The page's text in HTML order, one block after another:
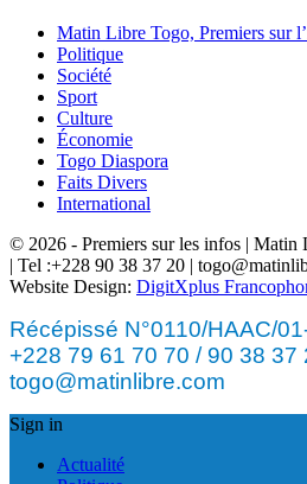
Matin Libre Togo, Premiers sur
Politique
Société
Sport
Culture
Économie
Togo Diaspora
Faits Divers
International
© 2026 - Premiers sur les infos | Matin
| Tel :+228 90 38 37 20 |
Website Design: DigitXplus
Récépissé N°0110/HAAC/
+228 79 61 70 70 / 90 38 37
togo@matinlibre.com
Sign in
Actualité